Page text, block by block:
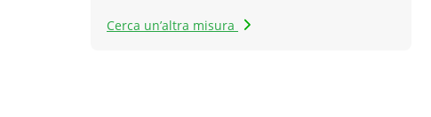
Cerca un’altra misura